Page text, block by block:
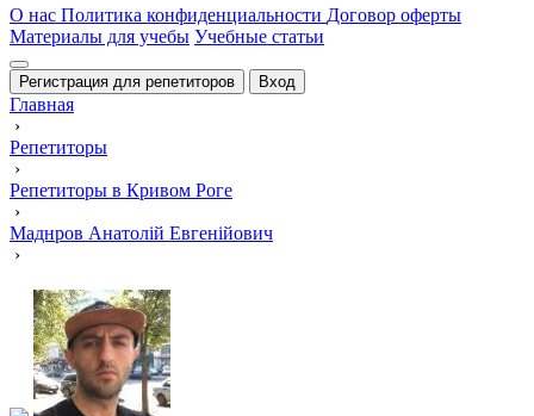
О нас Политика конфиденциальности Договор оферты
Материалы для учебы Учебные статьи
Регистрация для репетиторов Вход
Главная
›
Репетиторы
›
Репетиторы в Кривом Роге
›
Маднров Анатолій Евгенійович
›